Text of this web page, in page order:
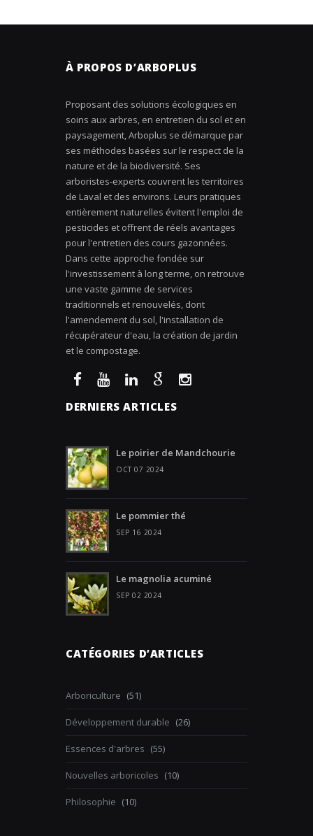
À PROPOS D’ARBOPLUS
Proposant des solutions écologiques en
soins aux arbres, en entretien du sol et en
paysagement, Arboplus se démarque par
ses méthodes basées sur le respect de la
nature et de la biodiversité. Ses
arboristes-experts couvrent les territoires
de Laval et des environs. Leurs pratiques
entièrement naturelles évitent l'emploi de
pesticides et offrent de réels avantages
pour l'entretien des cours gazonnées.
Dans cette approche fondée sur
l'investissement à long terme, on retrouve
une vaste gamme de services
traditionnels et renouvelés, dont
l'amendement du sol, l'installation de
récupérateur d'eau, la création de jardin
et le compostage.
DERNIERS ARTICLES
Le poirier de Mandchourie
OCT 07 2024
Le pommier thé
SEP 16 2024
Le magnolia acuminé
SEP 02 2024
CATÉGORIES D’ARTICLES
Arboriculture (51)
Développement durable (26)
Essences d'arbres (55)
Nouvelles arboricoles (10)
Philosophie (10)